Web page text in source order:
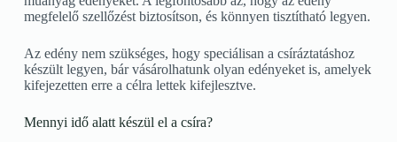
megfelelő szellőzést biztosítson, és könnyen tisztítható legyen.
Az edény nem szükséges, hogy speciálisan a csíráztatáshoz
készült legyen, bár vásárolhatunk olyan edényeket is, amelyek
kifejezetten erre a célra lettek kifejlesztve.
Mennyi idő alatt készül el a csíra?